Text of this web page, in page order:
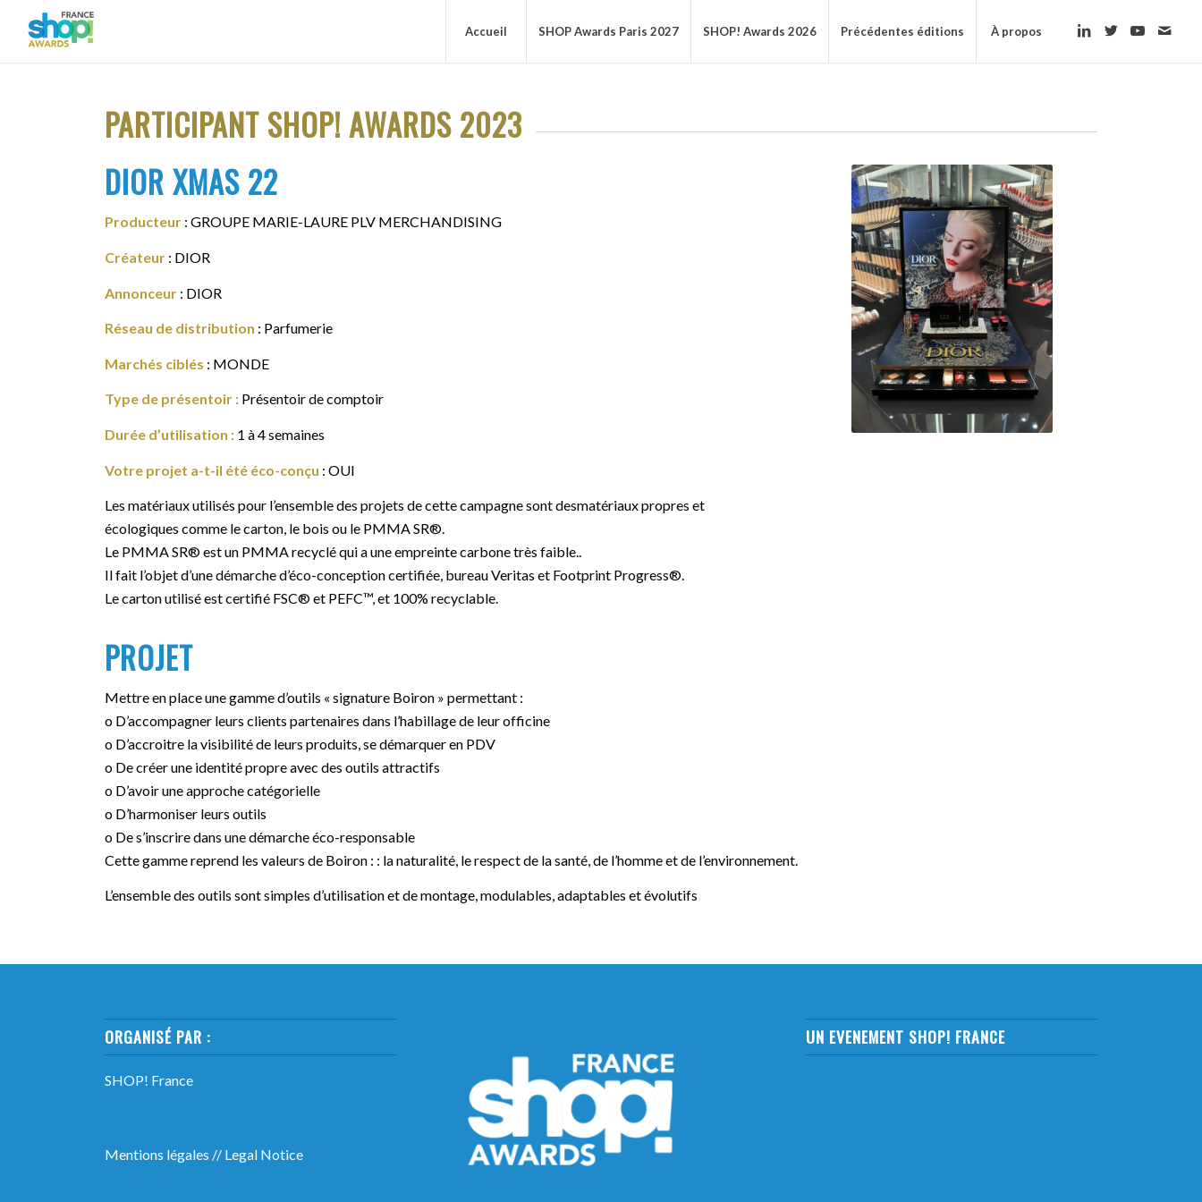
Accueil SHOP Awards Paris 2027 SHOP! Awards 2026 Précédentes éditions À propos
PARTICIPANT SHOP! AWARDS 2023
DIOR XMAS 22
Producteur : GROUPE MARIE-LAURE PLV MERCHANDISING
Créateur : DIOR
Annonceur : DIOR
Réseau de distribution : Parfumerie
Marchés ciblés : MONDE
Type de présentoir : Présentoir de comptoir
Durée d’utilisation : 1 à 4 semaines
Votre projet a-t-il été éco-conçu : OUI
Les matériaux utilisés pour l’ensemble des projets de cette campagne sont desmatériaux propres et
écologiques comme le carton, le bois ou le PMMA SR®.
Le PMMA SR® est un PMMA recyclé qui a une empreinte carbone très faible..
Il fait l’objet d’une démarche d’éco-conception certifiée, bureau Veritas et Footprint Progress®.
Le carton utilisé est certifié FSC® et PEFC™, et 100% recyclable.
PROJET
Mettre en place une gamme d’outils « signature Boiron » permettant :
o D’accompagner leurs clients partenaires dans l’habillage de leur officine
o D’accroitre la visibilité de leurs produits, se démarquer en PDV
o De créer une identité propre avec des outils attractifs
o D’avoir une approche catégorielle
o D’harmoniser leurs outils
o De s’inscrire dans une démarche éco-responsable
Cette gamme reprend les valeurs de Boiron : : la naturalité, le respect de la santé, de l’homme et de l’environnement.
L’ensemble des outils sont simples d’utilisation et de montage, modulables, adaptables et évolutifs
ORGANISÉ PAR :
SHOP! France
Mentions légales // Legal Notice
UN EVENEMENT SHOP! FRANCE